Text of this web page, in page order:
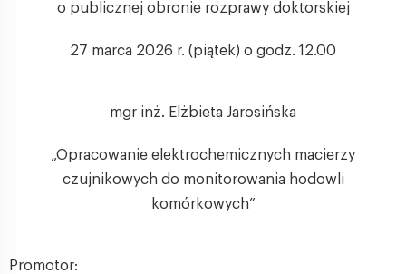
o publicznej obronie rozprawy doktorskiej
27 marca 2026 r. (piątek) o godz. 12.00
mgr inż. Elżbieta Jarosińska
„Opracowanie elektrochemicznych macierzy
czujnikowych do monitorowania hodowli
komórkowych”
Promotor: